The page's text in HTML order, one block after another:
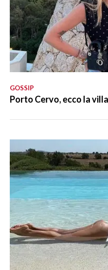
GOSSIP
Porto Cervo, ecco la